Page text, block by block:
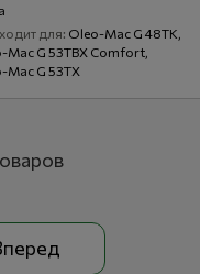
для Oleo-Mac G 48TK,
Mac G 53TBX Comfort,
Mac G 53ТX